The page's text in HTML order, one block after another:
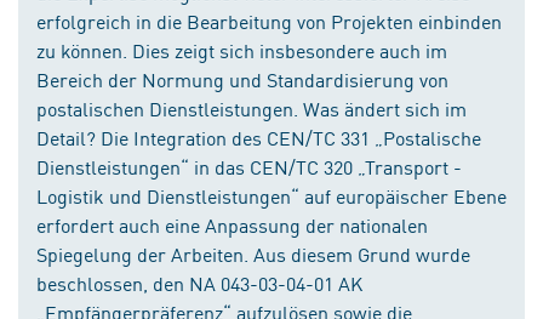
erfolgreich in die Bearbeitung von Projekten einbinden
zu können. Dies zeigt sich insbesondere auch im
Bereich der Normung und Standardisierung von
postalischen Dienstleistungen. Was ändert sich im
Detail? Die Integration des CEN/TC 331 „Postalische
Dienstleistungen“ in das CEN/TC 320 „Transport -
Logistik und Dienstleistungen“ auf europäischer Ebene
erfordert auch eine Anpassung der nationalen
Spiegelung der Arbeiten. Aus diesem Grund wurde
beschlossen, den NA 043-03-04-01 AK
„Empfängerpräferenz“ aufzulösen sowie die